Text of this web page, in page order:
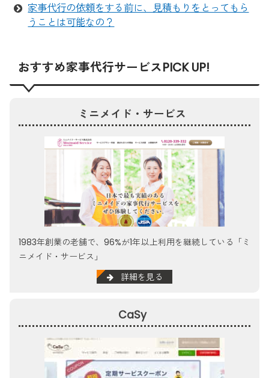
家事代行の依頼をする前に、見積もりをとってもら
うことは可能なの？
おすすめ家事代行サービスPICK UP!
ミニメイド・サービス
1983年創業の老舗で、96%が1年以上利用を継続している「ミ
ニメイド・サービス」
詳細を見る
CaSy